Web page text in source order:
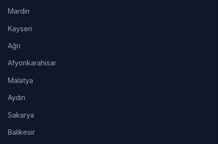
Mardin
Kayseri
Ağrı
Afyonkarahisar
Malatya
Aydın
Sakarya
Balıkesir